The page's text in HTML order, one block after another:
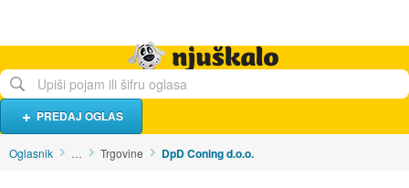
PREDAJ OGLAS
Oglasnik … Trgovine DpD Coning d.o.o.